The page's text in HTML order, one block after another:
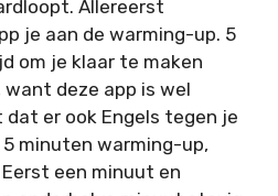
Allereerst
je aan de warming-up. 5
om je klaar te maken
want deze app is wel
er ook Engels tegen je
minuten warming-up,
een minuut en